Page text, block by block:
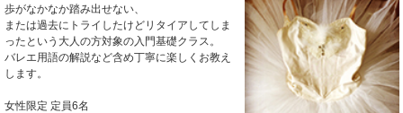
歩がなかなか踏み出せない、
または過去にトライしたけどリタイアしてしま
ったという大人の方対象の入門基礎クラス。
バレエ用語の解説など含め丁寧に楽しくお教え
します。
女性限定 定員6名